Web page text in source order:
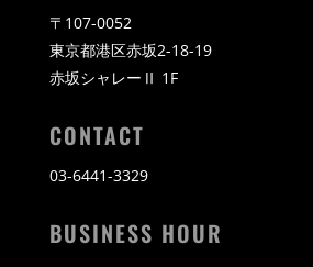
〒107-0052
東京都港区赤坂2-18-19
赤坂シャレーⅡ 1F
CONTACT
03-6441-3329
BUSINESS HOUR